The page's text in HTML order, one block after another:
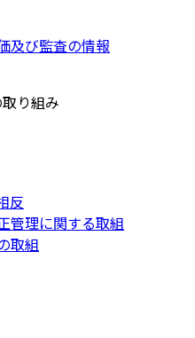
及び監査の情報
り組み
反
管理に関する取組
取組